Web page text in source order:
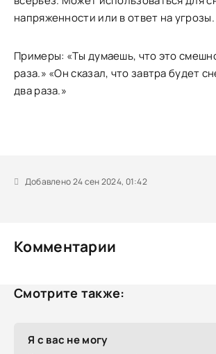
напряженности или в ответ на угрозы.
Примеры: «Ты думаешь, что это
раза.» «Он сказал, что завтра будет
два раза.»
Добавлено 24 сен 2024, 01:42
Комментарии
Смотрите также:
Я с вас не могу